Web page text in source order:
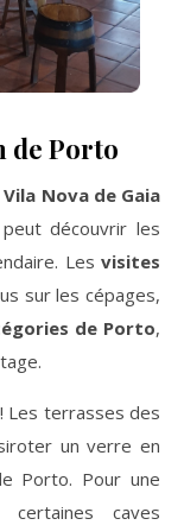
de Porto
Vila Nova de Gaia
peut découvrir les
Les visites
sur les cépages,
de Porto,
! Les terrasses des
un verre en
Porto. Pour une
certaines caves